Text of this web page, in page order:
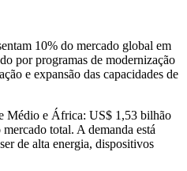
10% do mercado global em
por programas de modernização
e expansão das capacidades de
Médio e África: US$ 1,53 bilhão
total. A demanda está
de alta energia, dispositivos